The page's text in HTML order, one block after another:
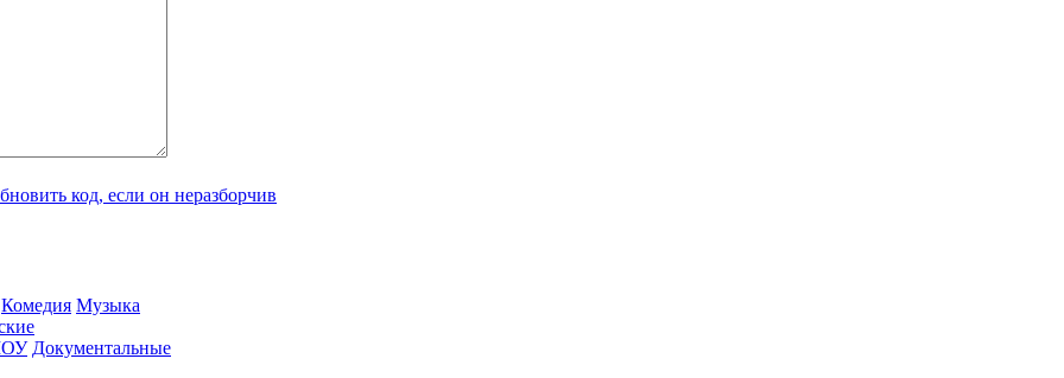
Ко­ме­дия Му­зы­ка
До­ку­мен­таль­ные